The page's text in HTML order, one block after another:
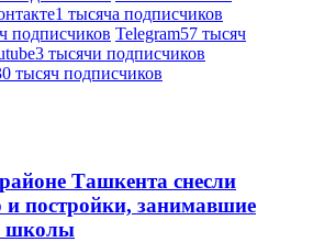
1 тысяча подписчиков
подписчиков Telegram57 тысяч
3 тысячи подписчиков
тысяч подписчиков
Ташкента снесли
и постройки, занимавшие
школы